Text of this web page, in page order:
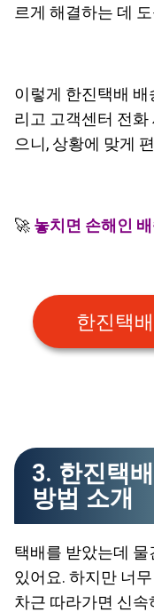
르게 해결하는 데
이렇게 한진택배 배
리고 고객센터 전화
으니, 상황에 맞게
🚀 놓치면 손해인
한진택
3. 한진택
방법 소개
택배를 받았는데
있어요. 하지만 너
차근 따라가면 신